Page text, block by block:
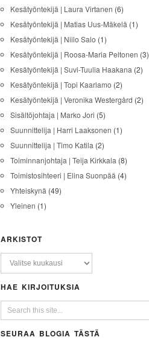
Kesätyöntekijä | Laura Virtanen (6)
Kesätyöntekijä | Matias Uus-Mäkelä (1)
Kesätyöntekijä | Niilo Salo (1)
Kesätyöntekijä | Roosa-Maria Peltonen (3)
Kesätyöntekijä | Suvi-Tuulia Haakana (2)
Kesätyöntekijä | Topi Kaarlamo (2)
Kesätyöntekijä | Veronika Westergård (2)
Sisältöjohtaja | Marko Jori (5)
Suunnittelija | Harri Laaksonen (1)
Suunnittelija | Timo Katila (2)
Toiminnanjohtaja | Teija Kirkkala (8)
Toimistosihteeri | Elina Suonpää (4)
Yhteiskynä (49)
Yleinen (1)
ARKISTOT
HAE KIRJOITUKSIA
SEURAA BLOGIA TÄSTÄ